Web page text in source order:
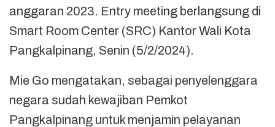
anggaran 2023. Entry meeting berlangsung di
Smart Room Center (SRC) Kantor Wali Kota
Pangkalpinang, Senin (5/2/2024).
Mie Go mengatakan, sebagai penyelenggara
negara sudah kewajiban Pemkot
Pangkalpinang untuk menjamin pelayanan